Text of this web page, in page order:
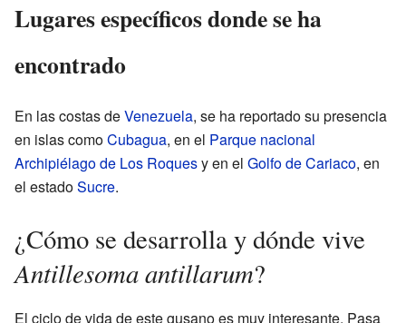
Lugares específicos donde se ha
encontrado
En las costas deVenezuela, se ha reportado su presencia
en islas comoCubagua, en el Parque nacional
Archipiélago de Los Roquesy en el Golfo de Cariaco, en
el estadoSucre.
¿Cómo se desarrolla y dónde vive
Antillesoma antillarum?
El ciclo de vida de este gusano es muy interesante. Pasa